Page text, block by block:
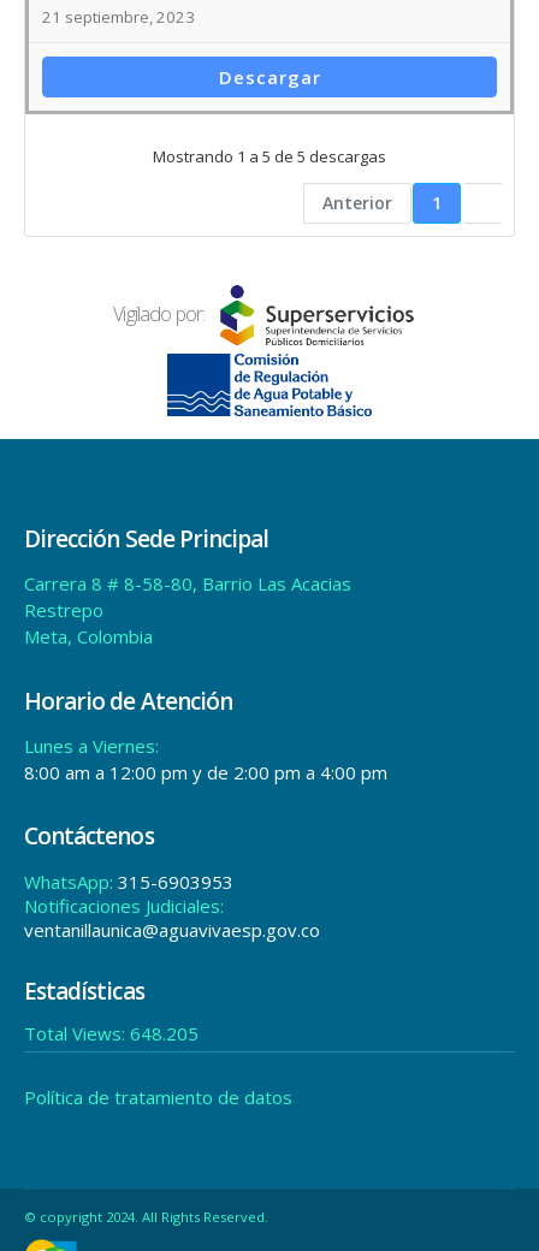
21 septiembre, 2023
Descargar
Mostrando 1 a 5 de 5 descargas
Anterior 1
Vigilado por:
Dirección Sede Principal
Carrera 8 # 8-58-80, Barrio Las Acacias
Restrepo
Meta, Colombia
Horario de Atención
Lunes a Viernes:
8:00 am a 12:00 pm y de 2:00 pm a 4:00 pm
Contáctenos
WhatsApp: 315-6903953
Notificaciones Judiciales:
ventanillaunica@aguavivaesp.gov.co
Estadísticas
Total Views: 648.205
Política de tratamiento de datos
© copyright 2024. All Rights Reserved.